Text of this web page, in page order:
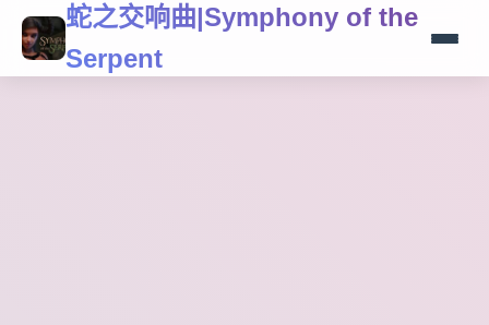
蛇之交响曲|Symphony of the
Serpent